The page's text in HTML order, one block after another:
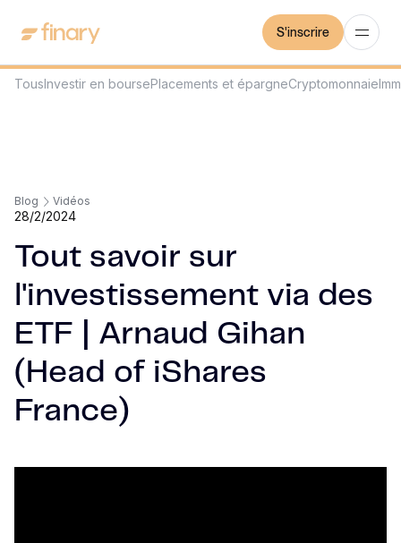
S'inscrire
TousInvestir en boursePlacements et épargneCryptomonnaie
Blog Vidéos
28/2/2024
Tout savoir sur
l'investissement via des
ETF | Arnaud Gihan
(Head of iShares
France)